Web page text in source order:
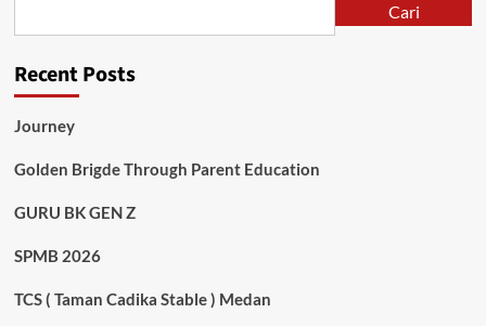
Cari
Recent Posts
Journey
Golden Brigde Through Parent Education
GURU BK GEN Z
SPMB 2026
TCS ( Taman Cadika Stable ) Medan